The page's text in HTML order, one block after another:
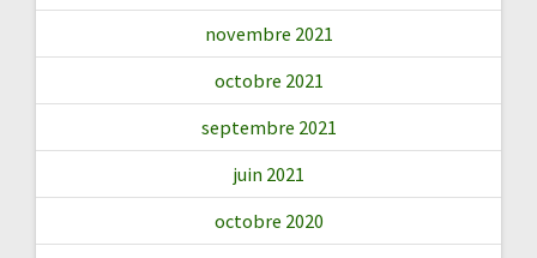
novembre 2021
octobre 2021
septembre 2021
juin 2021
octobre 2020